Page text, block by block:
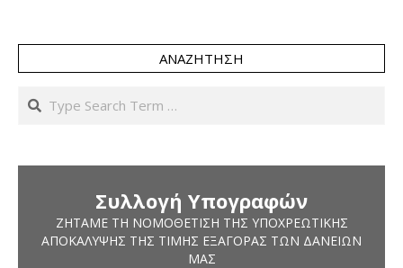
ΑΝΑΖΉΤΗΣΗ
Search
Συλλογή Υπογραφών
ΖΗΤΆΜΕ ΤΗ ΝΟΜΟΘΈΤΙΣΗ ΤΗΣ ΥΠΟΧΡΕΩΤΙΚΉΣ
ΑΠΟΚΆΛΥΨΗΣ ΤΗΣ ΤΙΜΉΣ ΕΞΑΓΟΡΆΣ ΤΩΝ ΔΑΝΕΊΩΝ
ΜΑΣ